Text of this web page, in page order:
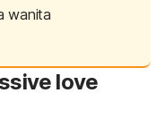
wanita
love